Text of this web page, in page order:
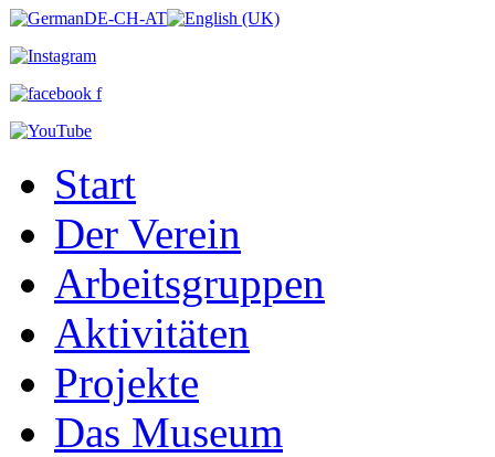
Start
Der Verein
Arbeitsgruppen
Aktivitäten
Projekte
Das Museum